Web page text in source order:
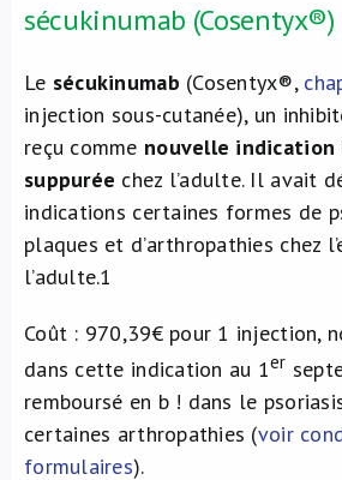
sécukinumab (Cosentyx®)
Le sécukinumab (Cosentyx®,
injection sous-cutanée), un
reçu comme nouvelle indication
suppurée chez l’adulte. Il avait
indications certaines formes de
plaques et d’arthropathies chez
l’adulte.1
Coût : 970,39€ pour 1 injection,
dans cette indication au 1er
remboursé en b ! dans le
certaines arthropathies (voir
formulaires).